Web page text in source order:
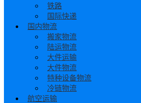
铁路
国际快递
国内物流
搬家物流
陆运物流
大件运输
大件物流
特种设备物流
冷链物流
航空运输